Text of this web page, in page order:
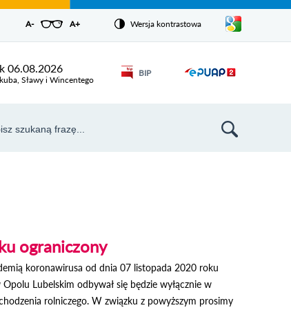
A-pomniejsz czcionkę
Zresetuj czcionkę
A+ powiększ czcionkęWersja kontrastowa
Pokaż/ukryj
listę
języków
06.08.2026
Sławy i Wincentego
BIPOdnośnik
ograniczony
koronawirusa od dnia 07 listopada 2020 roku
Lubelskim odbywał się będzie wyłącznie w
rolniczego. W związku z powyższym prosimy